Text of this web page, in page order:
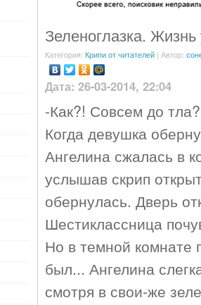
Зеленоглазка.
Категория: Крипи от читателей | Автор:
Дата: 26-03-2014, 22:04
-Как?! Совсем до
Когда девушка
Ангелина сжалась в
услышав скрип
обернулась. Дверь
Шестиклассница
Но в темной комнате
был... Ангелина
смотря в свои-же